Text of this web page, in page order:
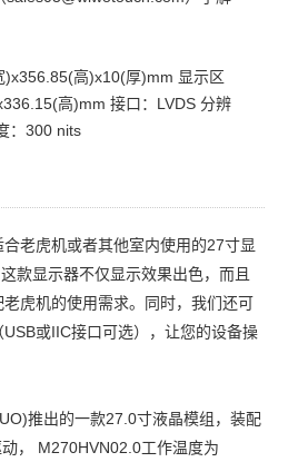
)x356.85(高)x10(厚)mm 显示区
高)mm 接口：LVDS 分辨
：300 nits
老虎机或者其他室内使用的27寸显
显示器不仅显示效果出色，而且
虎机的使用需求。同时，我们还可
或IIC接口可选），让您的设备操
推出的一款27.0寸液晶模组，装配
， M270HVN02.0工作温度为